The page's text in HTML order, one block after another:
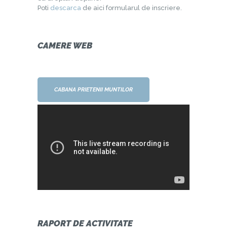
Poti descarca de aici formularul de inscriere.
CAMERE WEB
CABANA PRIETENII MUNTILOR
RAPORT DE ACTIVITATE